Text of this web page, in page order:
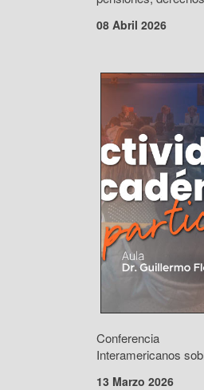
08 Abril 2026
Conferencia
Interamericanos
13 Marzo 2026